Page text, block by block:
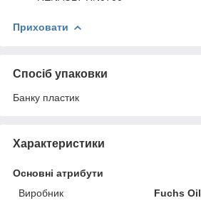
Приховати
Спосіб упаковки
Банку пластик
Характеристики
Основні атрибути
Виробник
Fuchs Oil